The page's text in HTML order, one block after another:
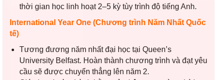
thời gian học linh hoạt 2–5 kỳ tùy trình độ tiếng Anh.
International Year One (Chương trình Năm Nhất Quốc
tế)
Tương đương năm nhất đại học tại Queen’s
University Belfast. Hoàn thành chương trình và đạt yêu
cầu sẽ được chuyển thẳng lên năm 2.